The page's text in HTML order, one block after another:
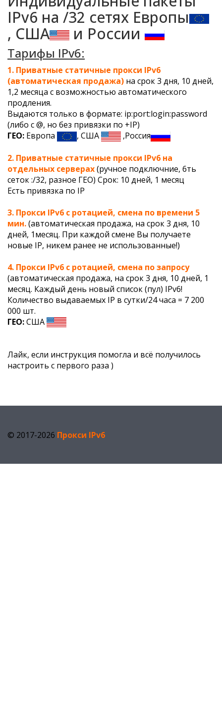
IPv6 на /32 сетях Европы
, США
и России
Тарифы IPv6:
1. Приватные статичные прокси IPv6
(автоматическая продажа) на срок 3 дня, 10 дней,
1,2 месяца с возможностью автоматического
продления.
Выдаются только в формате: ip:port:login:password
(либо с @, но без привязки по +IP)
ГЕО: Европа , США ,Россия
2. Приватные статичные прокси IPv6 на
отдельных серверах(ручное подключние, 6ть
сеток :/32, разное ГЕО) Срок: 10 дней, 1 месяц
Есть привязка по IP
3. Прокси IPv6 c ротацией, смена по времени 5
мин.(автоматическая продажа, на срок 3 дня, 10
дней, 1месяц. При каждой смене Вы получаете
новые IP, никем ранее не использованные!)
4. Прокси IPv6 c ротацией, смена по запросу
(автоматическая продажа, на срок 3 дня, 10 дней, 1
месяц. Каждый день новый список (пул) IPv6!
Количество выдаваемых IP в сутки/24 часа = 7 200
000 шт.
ГЕО:США
Лайк, если инструкция помогла и всё получилось
настроить с первого раза )
© 2017-2026 Прокси IPv6